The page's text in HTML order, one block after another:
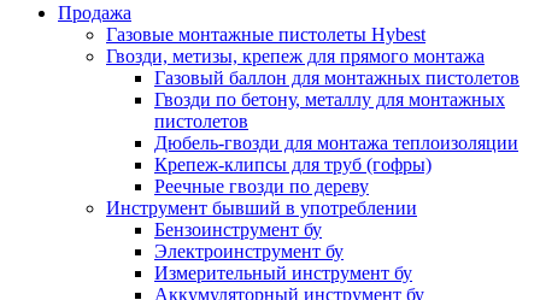
Продажа
Газовые монтажные пистолеты Hybest
Гвозди, метизы, крепеж для прямого монтажа
Газовый баллон для монтажных пистолетов
Гвозди по бетону, металлу для монтажных
пистолетов
Дюбель-гвозди для монтажа теплоизоляции
Крепеж-клипсы для труб (гофры)
Реечные гвозди по дереву
Инструмент бывший в употреблении
Бензоинструмент бу
Электроинструмент бу
Измерительный инструмент бу
Аккумуляторный инструмент бу